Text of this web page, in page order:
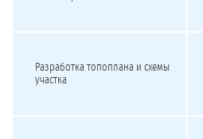
Разработка топоплана и схемы
участка